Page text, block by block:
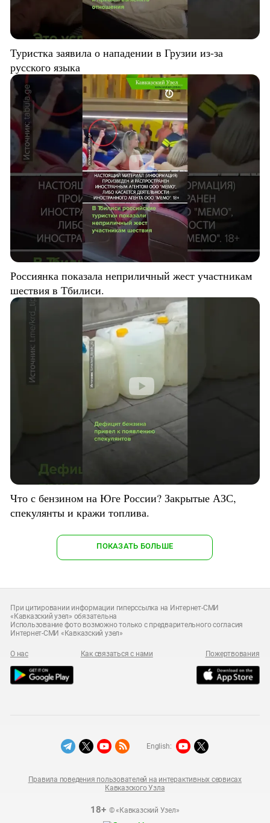
Туристка заявила о нападении в Грузии из-за
русского языка
Россиянка показала неприличный жест участникам
шествия в Тбилиси.
Что с бензином на Юге России? Закрытые АЗС,
спекулянты и кражи топлива.
ПОКАЗАТЬ БОЛЬШЕ
При цитировании информации гиперссылка на Интернет-СМИ
«Кавказский узел» обязательна
Использование фото возможно только с предварительного согласия
Интернет-СМИ «Кавказский узел»
О нас Как связаться с нами Пожертвования
18+© «Кавказский Узел»
Правила поведения пользователей на интерактивных сервисах
Кавказского Узла
English: